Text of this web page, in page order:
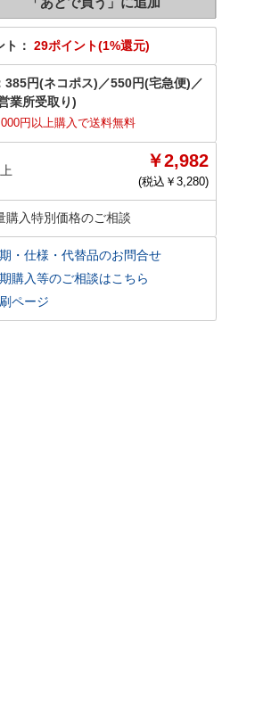
ト： 29ポイント(1%還元)
385円(ネコポス) ／550円(宅急便) ／
業所受取り)
円以上購入で送料無料
￥2,982
(税込￥ 3,280)
購入特別価格のご相談
・仕様・代替品のお問合せ
購入等のご相談はこちら
ページ